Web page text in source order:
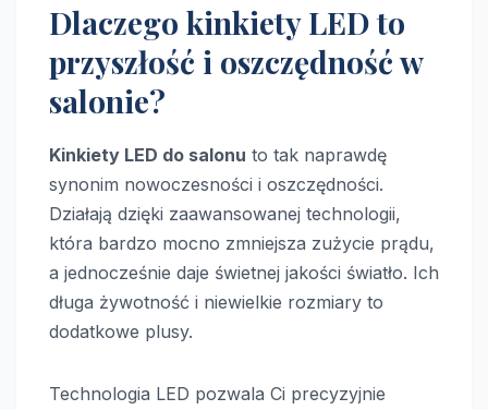
Dlaczego kinkiety LED to
przyszłość i oszczędność w
salonie?
Kinkiety LED do salonu to tak naprawdę
synonim nowoczesności i oszczędności.
Działają dzięki zaawansowanej technologii,
która bardzo mocno zmniejsza zużycie prądu,
a jednocześnie daje świetnej jakości światło. Ich
długa żywotność i niewielkie rozmiary to
dodatkowe plusy.
Technologia LED pozwala Ci precyzyjnie